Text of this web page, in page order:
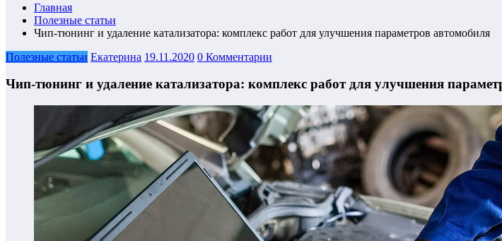
Главная
Полезные статьи
Чип-тюнинг и удаление катализатора: комплекс работ для улучшения параметров автомобиля
Полезные статьи Екатерина 19.11.2020 0 Комментарии
Чип-тюнинг и удаление катализатора: комплекс работ для улучшения